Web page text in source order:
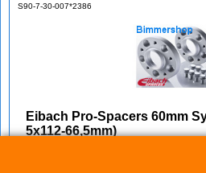
S90-7-30-007*2386
Eibach Pro-Spacers 60mm
5x112-66,5mm)